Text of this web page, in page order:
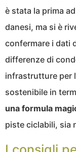
è stata la prima
danesi, ma si è
confermare i dati
differenze di
infrastrutture per
sostenibile in
una formula
piste ciclabili, sia